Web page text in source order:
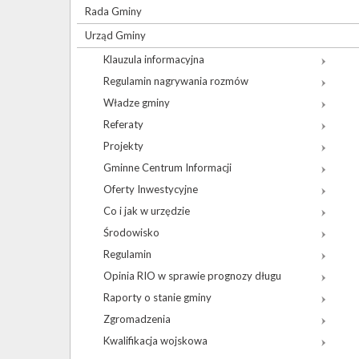
Rada Gminy
Urząd Gminy
Klauzula informacyjna
Regulamin nagrywania rozmów
Władze gminy
Referaty
Projekty
Gminne Centrum Informacji
Oferty Inwestycyjne
Co i jak w urzędzie
Środowisko
Regulamin
Opinia RIO w sprawie prognozy długu
Raporty o stanie gminy
Zgromadzenia
Kwalifikacja wojskowa